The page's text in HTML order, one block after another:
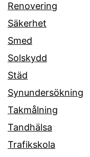
Renovering
Säkerhet
Smed
Solskydd
Städ
Synundersökning
Takmålning
Tandhälsa
Trafikskola